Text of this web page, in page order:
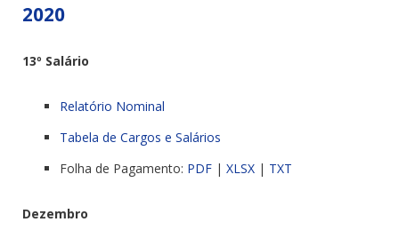
2020
13º Salário
Relatório Nominal
Tabela de Cargos e Salários
Folha de Pagamento: PDF | XLSX | TXT
Dezembro